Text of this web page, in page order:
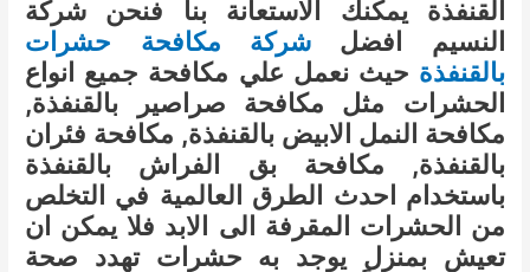
القنفذة يمكنك الاستعانة بنا فنحن شركة
النسيم افضل شركة مكافحة حشرات
بالقنفذة حيث نعمل علي مكافحة جميع انواع
الحشرات مثل مكافحة صراصير بالقنفذة,
مكافحة النمل الابيض بالقنفذة, مكافحة فئران
بالقنفذة, مكافحة بق الفراش بالقنفذة
باستخدام احدث الطرق العالمية في التخلص
من الحشرات المقرفة الى الابد فلا يمكن ان
تعيش بمنزل يوجد به حشرات تهدد صحة